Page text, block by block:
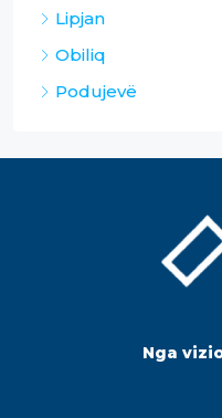
Lipjan
Obiliq
Podujevë
Nga